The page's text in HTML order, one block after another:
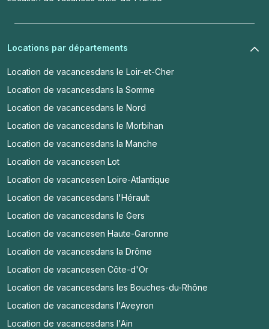
Locations par départements
Location de vacancesdans le Loir-et-Cher
Location de vacancesdans la Somme
Location de vacancesdans le Nord
Location de vacancesdans le Morbihan
Location de vacancesdans la Manche
Location de vacancesen Lot
Location de vacancesen Loire-Atlantique
Location de vacancesdans l'Hérault
Location de vacancesdans le Gers
Location de vacancesen Haute-Garonne
Location de vacancesdans la Drôme
Location de vacancesen Côte-d'Or
Location de vacancesdans les Bouches-du-Rhône
Location de vacancesdans l'Aveyron
Location de vacancesdans l'Ain